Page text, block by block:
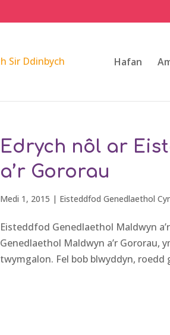
Hafan
Edrych nôl ar
a’r Gororau
Medi 1, 2015 | Eisteddfod Genedlaethol
Eisteddfod Genedlaethol Maldwyn
Genedlaethol Maldwyn a’r Gororau,
twymgalon. Fel bob blwyddyn,